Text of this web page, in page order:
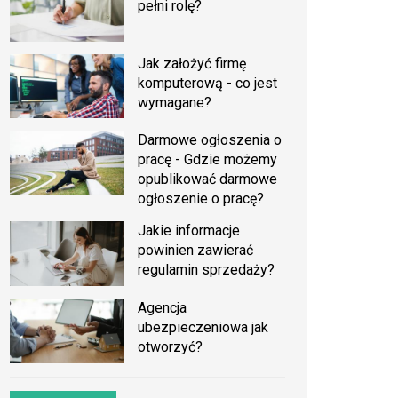
pełni rolę?
Jak założyć firmę
komputerową - co jest
wymagane?
Darmowe ogłoszenia o
pracę - Gdzie możemy
opublikować darmowe
ogłoszenie o pracę?
Jakie informacje
powinien zawierać
regulamin sprzedaży?
Agencja
ubezpieczeniowa jak
otworzyć?